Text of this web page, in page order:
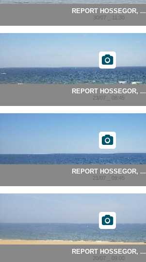
REPORT HOSSEGOR, ...
30/07 _ 11:30
REPORT HOSSEGOR, ...
23/07 _ 08:45
REPORT HOSSEGOR, ...
21/07 _ 09:45
REPORT HOSSEGOR, ...
20/07 _ 09:00